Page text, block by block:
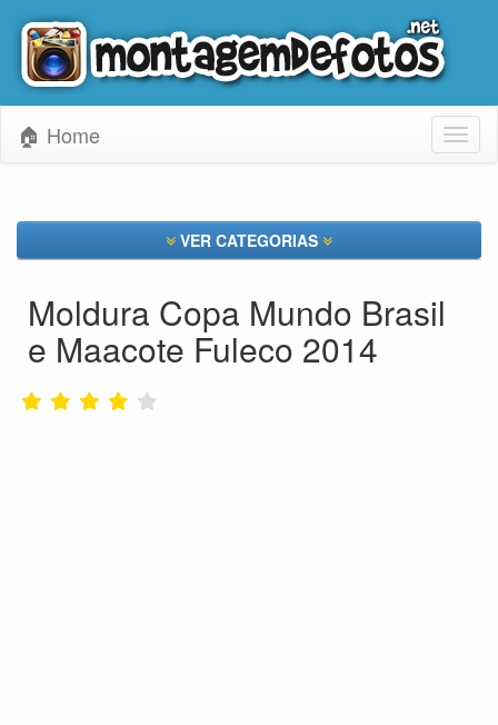
🏠 Home
VER CATEGORIAS
Moldura Copa Mundo Brasil
e Maacote Fuleco 2014